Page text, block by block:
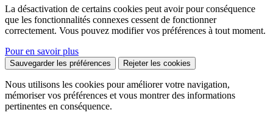
La désactivation de certains cookies peut avoir pour conséquence
que les fonctionnalités connexes cessent de fonctionner
correctement. Vous pouvez modifier vos préférences à tout moment.
Pour en savoir plus
Sauvegarder les préférences Rejeter les cookies
Nous utilisons les cookies pour améliorer votre navigation,
mémoriser vos préférences et vous montrer des informations
pertinentes en conséquence.